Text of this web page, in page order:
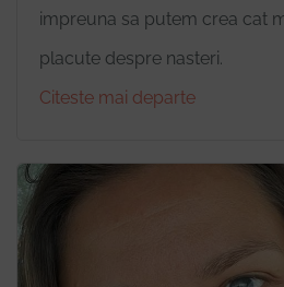
impreuna sa putem crea cat
placute despre nasteri.
Citeste mai departe